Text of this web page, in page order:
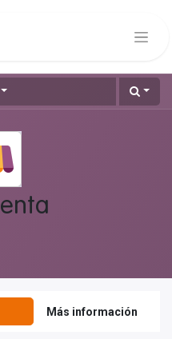
Más información